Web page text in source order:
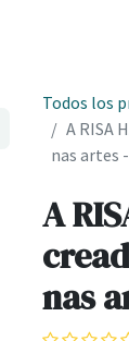
Todos los
A RISA
nas artes
A
nas